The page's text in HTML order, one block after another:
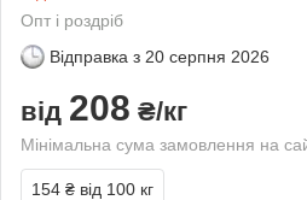
Опт і роздріб
Відправка з 20 серпня 2026
від 208 ₴/кг
Мінімальна сума замовлення на
154 ₴ від 100 кг